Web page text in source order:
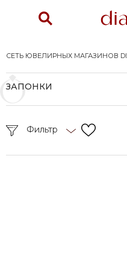
СЕТЬ ЮВЕЛИРНЫХ МАГАЗИНОВ
ЗАПОНКИ
Фильтр